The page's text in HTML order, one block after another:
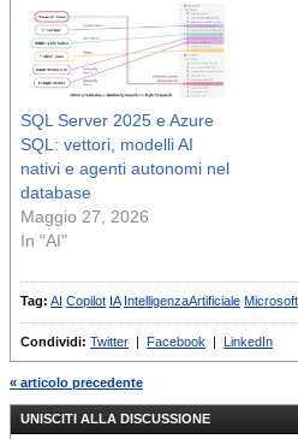
SQL Server 2025 e Azure
SQL: vettori, modelli AI
nativi e agenti autonomi nel
database
Maggio 27, 2026
In "AI"
Tag: AI Copilot IA IntelligenzaArtificiale Microsoft
Condividi: Twitter | Facebook | LinkedIn
« articolo precedente
UNISCITI ALLA DISCUSSIONE